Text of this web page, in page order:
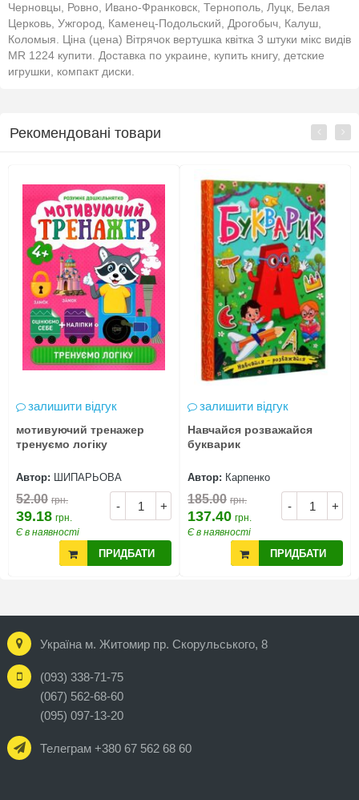
Черновцы, Ровно, Ивано-Франковск, Тернополь, Луцк, Белая
Церковь, Ужгород, Каменец-Подольский, Дрогобыч, Калуш,
Коломыя. Ціна (цена) Вітрячок вертушка квітка 3 штуки мікс видів
MR 1224 купити. Доставка по украине, купить книгу, детские
игрушки, компакт диски.
Рекомендовані товари
залишити відгук
мотивуючий тренажер
тренуємо логіку
Автор: ШИПАРЬОВА
- +
52.00 грн.
39.18 грн.
Є в наявності
ПРИДБАТИ
залишити відгук
Навчайся розважайся
букварик
Автор: Карпенко
- +
185.00 грн.
137.40 грн.
Є в наявності
ПРИДБАТИ
Україна м. Житомир пр. Скорульського, 8
(093) 338-71-75
(067) 562-68-60
(095) 097-13-20
Телеграм +380 67 562 68 60